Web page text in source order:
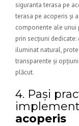
siguranta terasa pe
terasa pe acoperis și
componente ale unui
prin secțiuni
iluminat natural,
transparente și
plăcut.
4. Pași
acoperis